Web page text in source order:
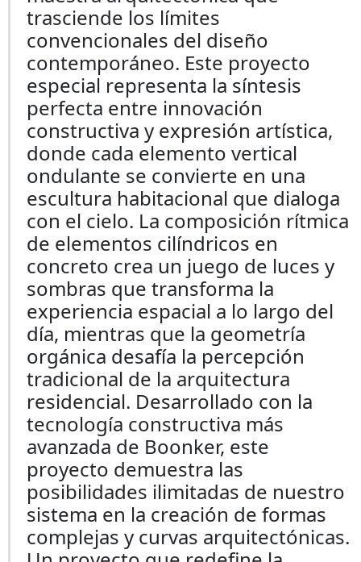
trasciende los límites
convencionales del diseño
contemporáneo. Este proyecto
especial representa la síntesis
perfecta entre innovación
constructiva y expresión artística,
donde cada elemento vertical
ondulante se convierte en una
escultura habitacional que dialoga
con el cielo. La composición rítmica
de elementos cilíndricos en
concreto crea un juego de luces y
sombras que transforma la
experiencia espacial a lo largo del
día, mientras que la geometría
orgánica desafía la percepción
tradicional de la arquitectura
residencial. Desarrollado con la
tecnología constructiva más
avanzada de Boonker, este
proyecto demuestra las
posibilidades ilimitadas de nuestro
sistema en la creación de formas
complejas y curvas arquitectónicas.